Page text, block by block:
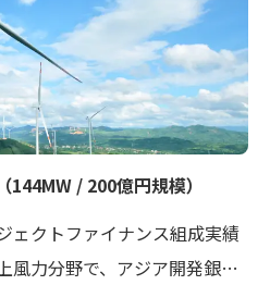
に提案し、課題を能動的に
ス組成を主導しました。この
調達力とソリューション提案
（144MW / 200億円規模）
ェクトファイナンス組成実績
風力分野で、アジア開発銀行